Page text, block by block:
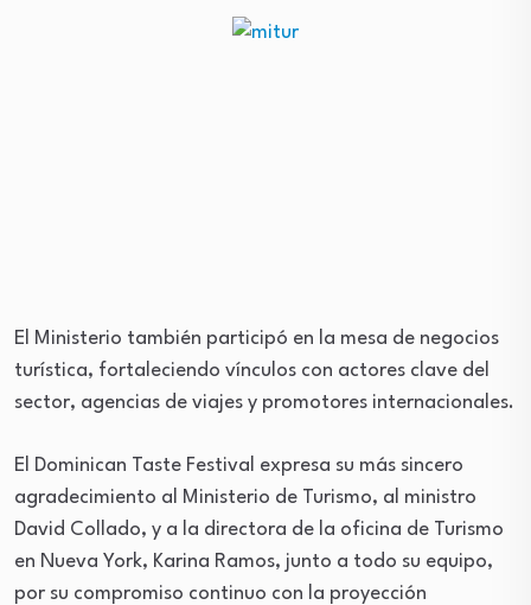
El Ministerio también participó en la mesa de negocios
turística, fortaleciendo vínculos con actores clave del
sector, agencias de viajes y promotores internacionales.
El Dominican Taste Festival expresa su más sincero
agradecimiento al Ministerio de Turismo, al ministro
David Collado, y a la directora de la oficina de Turismo
en Nueva York, Karina Ramos, junto a todo su equipo,
por su compromiso continuo con la proyección